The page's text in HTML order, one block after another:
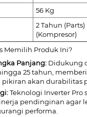
56 Kg
2 Tahun (Parts)
(Kompresor)
Memilih Produk Ini?
Panjang:Didukung
25 tahun,
akan durabilitas
Teknologi Inverter Pro
pendinginan agar
performa.